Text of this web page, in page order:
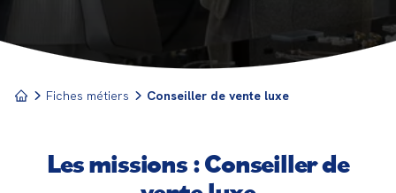
Fiches métiers Conseiller de vente luxe
Les missions : Conseiller de